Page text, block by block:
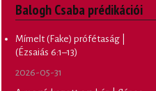
Balogh Csaba prédikációi
Mímelt (Fake) prófétaság |
(Ézsaiás 6:1–13)
2026-05-31